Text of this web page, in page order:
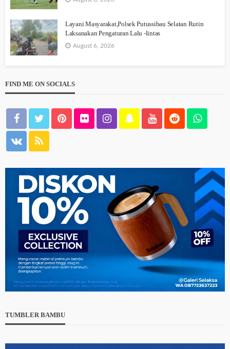
Layani Masyarakat,Polsek Putussibau Selatan Rutin
Laksanakan Pengaturan Lalu -lintas
August 6, 2026
FIND ME ON SOCIALS
TUMBLER BAMBU